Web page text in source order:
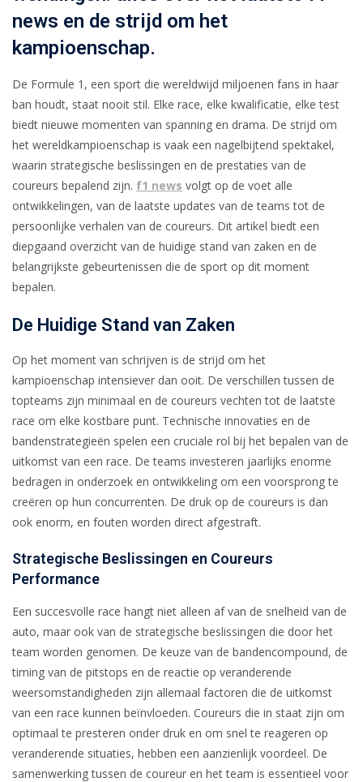
news en de strijd om het
kampioenschap.
De Formule 1, een sport die wereldwijd miljoenen fans in haar
ban houdt, staat nooit stil. Elke race, elke kwalificatie, elke test
biedt nieuwe momenten van spanning en drama. De strijd om
het wereldkampioenschap is vaak een nagelbijtend spektakel,
waarin strategische beslissingen en de prestaties van de
coureurs bepalend zijn. f1 news volgt op de voet alle
ontwikkelingen, van de laatste updates van de teams tot de
persoonlijke verhalen van de coureurs. Dit artikel biedt een
diepgaand overzicht van de huidige stand van zaken en de
belangrijkste gebeurtenissen die de sport op dit moment
bepalen.
De Huidige Stand van Zaken
Op het moment van schrijven is de strijd om het
kampioenschap intensiever dan ooit. De verschillen tussen de
topteams zijn minimaal en de coureurs vechten tot de laatste
race om elke kostbare punt. Technische innovaties en de
bandenstrategieën spelen een cruciale rol bij het bepalen van de
uitkomst van een race. De teams investeren jaarlijks enorme
bedragen in onderzoek en ontwikkeling om een voorsprong te
creëren op hun concurrenten. De druk op de coureurs is dan
ook enorm, en fouten worden direct afgestraft.
Strategische Beslissingen en Coureurs
Performance
Een succesvolle race hangt niet alleen af van de snelheid van de
auto, maar ook van de strategische beslissingen die door het
team worden genomen. De keuze van de bandencompound, de
timing van de pitstops en de reactie op veranderende
weersomstandigheden zijn allemaal factoren die de uitkomst
van een race kunnen beïnvloeden. Coureurs die in staat zijn om
optimaal te presteren onder druk en om snel te reageren op
veranderende situaties, hebben een aanzienlijk voordeel. De
samenwerking tussen de coureur en het team is essentieel voor